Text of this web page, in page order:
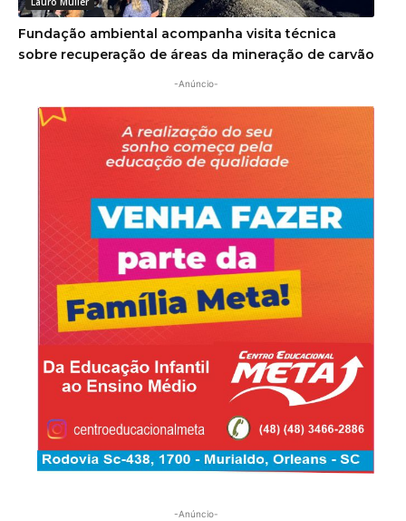
Fundação ambiental acompanha visita técnica
sobre recuperação de áreas da mineração de carvão
-Anúncio-
-Anúncio-